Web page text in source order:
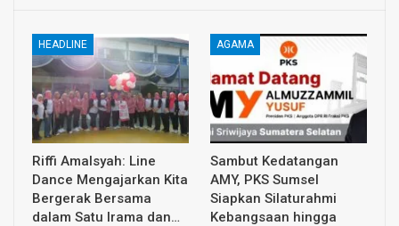
HEADLINE
Riffi Amalsyah: Line
Dance Mengajarkan Kita
Bergerak Bersama
dalam Satu Irama dan…
AGAMA
Sambut Kedatangan
AMY, PKS Sumsel
Siapkan Silaturahmi
Kebangsaan hingga